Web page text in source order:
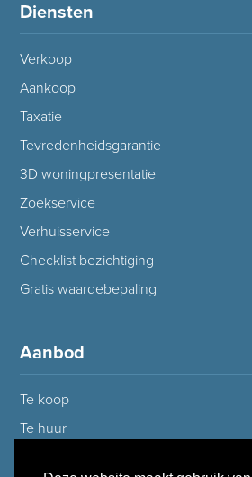
Diensten
Verkoop
Aankoop
Taxatie
Tevredenheidsgarantie
3D woningpresentatie
Zoekservice
Verhuisservice
Checklist bezichtiging
Gratis waardebepaling
Aanbod
Te koop
Te huur